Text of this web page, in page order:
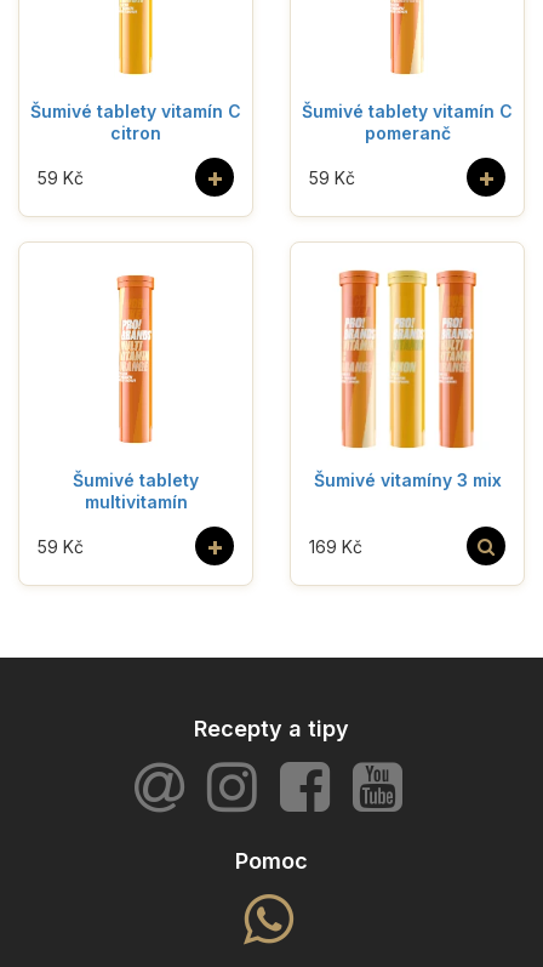
Šumivé tablety vitamín C
citron
+
59 Kč
Šumivé tablety vitamín C
pomeranč
+
59 Kč
Šumivé tablety
multivitamín
+
59 Kč
Šumivé vitamíny 3 mix
169 Kč
Recepty a tipy
Pomoc